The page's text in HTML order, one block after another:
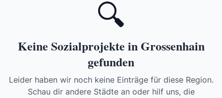
🔍
Keine Sozialprojekte in Grossenhain
gefunden
Leider haben wir noch keine Einträge für diese Region.
Schau dir andere Städte an oder hilf uns, die